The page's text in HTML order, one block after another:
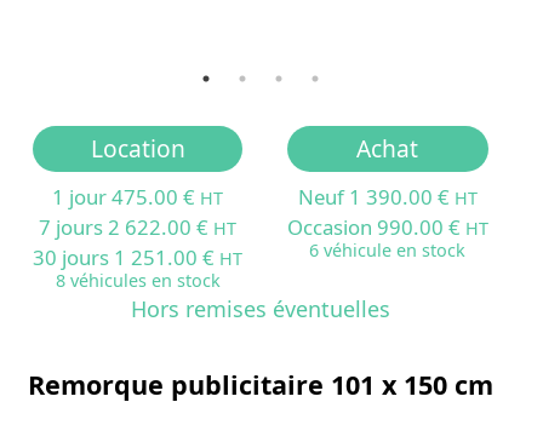
Location
1 jour 475.00 € HT
7 jours 2 622.00 € HT
30 jours 1 251.00 € HT
8 véhicules en stock
Achat
Neuf 1 390.00 € HT
Occasion 990.00 € HT
6 véhicule en stock
Hors remises éventuelles
Remorque publicitaire 101 x 150 cm